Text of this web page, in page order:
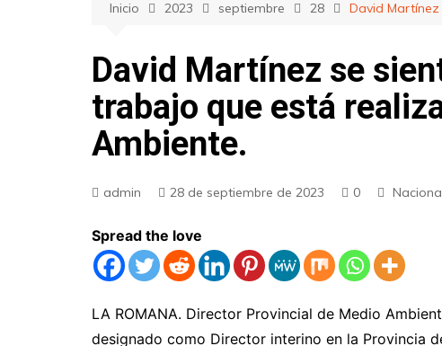
Inicio 2023 septiembre 28 David
David Martínez se
trabajo que está
Ambiente.
admin 28 de septiembre de 2023 0
Spread the love
LA ROMANA. Director Provincial de Medio
designado como Director interino en la Provincia